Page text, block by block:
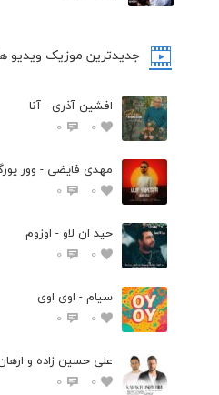
جدیدترین موزیک ویدیو
افشین آذری - آنا
0
0
مهدی فایضی - وور
0
0
حید ان لاو - اوزوم
0
0
سیام - اوی اوی
0
0
علی حسین زاده و
0
0